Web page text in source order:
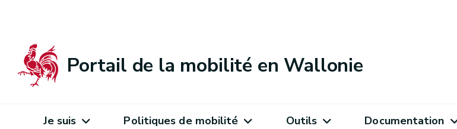
Portail de la mobilité en Wallonie
Je suis Politiques de mobilité Outils Documentation